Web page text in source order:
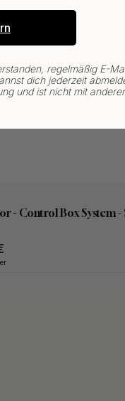
- Control Box System
regelmäßig E-
dich jederzeit
und ist nicht mit